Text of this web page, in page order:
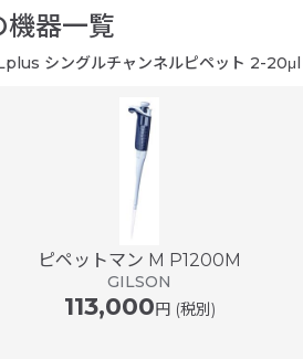
機器一覧
シングルチャンネルピペット 2-20μl
ピペットマン M P1200M
GILSON
113,000円 (税別)